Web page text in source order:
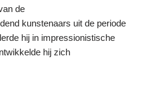
de
kunstenaars uit de periode
hij in impressionistische
hij zich